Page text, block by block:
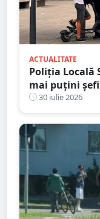
ACTUALITATE
Poliția Locală
mai puțini
30 iulie 2026